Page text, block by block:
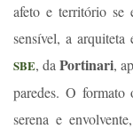
afeto e território se
sensível, a arquiteta
SBE, daPortinari,
paredes. O formato
serena e